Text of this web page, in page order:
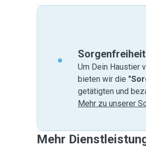
Sorgenfreiheit
Um Dein Haustier
bieten wir die
getätigten und
Mehr zu unserer
Mehr